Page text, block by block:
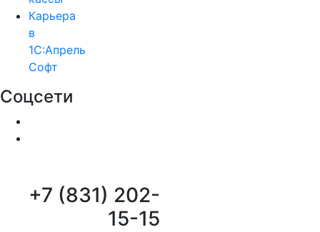
Карьера
в
1С:Апрель
Софт
Соцсети
+7 (831) 202-
15-15